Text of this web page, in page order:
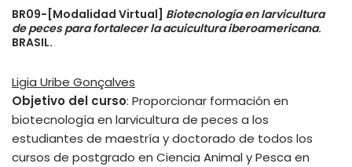
BR09-[Modalidad Virtual] Biotecnología en larvicultura
de peces para fortalecer la acuicultura iberoamericana.
BRASIL.
Ligia Uribe Gonçalves
Objetivo del curso: Proporcionar formación en
biotecnología en larvicultura de peces a los
estudiantes de maestría y doctorado de todos los
cursos de postgrado en Ciencia Animal y Pesca en